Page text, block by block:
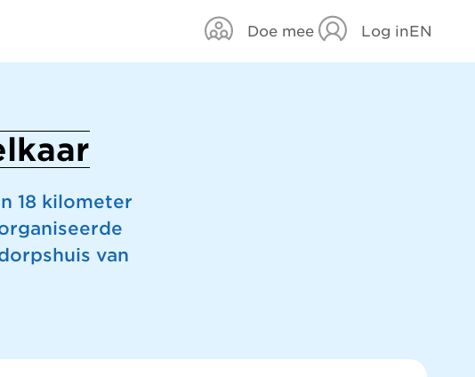
Doe mee Log inEN
18 kilometer
van